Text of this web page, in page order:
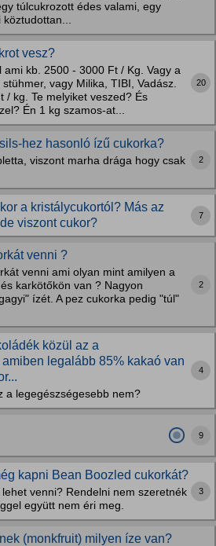
túlcukrozott édes valami, egy
köztudottan...
vesz?
ami kb. 2500 - 3000 Ft / Kg. Vagy a
vagy Milika, TIBI, Vadász.
/ kg. Te melyiket veszed? És
Én 1 kg szamos-at...
20
hez hasonló ízű cukorka?
viszont marha drága hogy csak
2
a kristálycukortól? Más az
viszont cukor?
7
venni ?
venni ami olyan mint amilyen a
karkötőkön van ? Nagyon
ízét. A pez cukorka pedig "túl"
2
közül az a
legalább 85% kakaó van
a legegészségesebb nem?
4
9
kapni Bean Boozled cukorkát?
venni? Rendelni nem szeretnék
együtt nem éri meg.
3
(monkfruit) milyen íze van?